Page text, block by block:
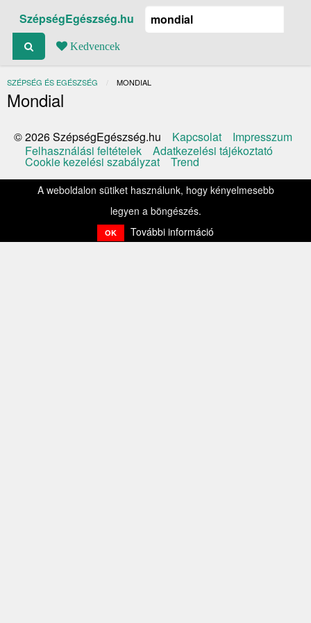
SzépségEgészség.hu
Kedvencek
SZÉPSÉG ÉS EGÉSZSÉG JELENLEGI:
MONDIAL
Mondial
© 2026 SzépségEgészség.hu Kapcsolat
Impresszum
Felhasználási feltételek
Adatkezelési tájékoztató
Cookie kezelési szabályzat Trend
A weboldalon sütiket használunk, hogy kényelmesebb
legyen a böngészés.
OK További információ